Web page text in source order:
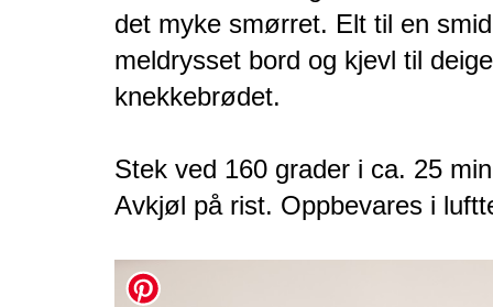
det myke smørret. Elt til en
meldrysset bord og kjevl til
knekkebrødet.
Stek ved 160 grader i ca. 25
Avkjøl på rist. Oppbevares i